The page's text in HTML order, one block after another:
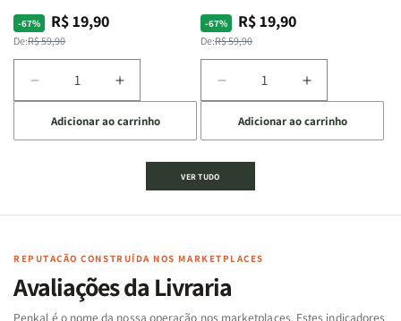
-67%
Preço
normal
De:R$ 59,90
Preço
promocional
R$ 19,90
Diminuir
a
quantidade
de
Cartas
Famílias
Bíblia
-
Aumentar
a
quantidade
de
Jogo
Cartas
Famílias
da
Bíblia
-
Adicionar ao carrinho
-67%
Preço
normal
De:R$ 59,90
Preço
promocional
R$ 19,90
Diminuir
a
quantidade
de
Jogo
|
de
Aumentar
a
quantidade
de
|
Adicionar ao carrinho
VER TUDO
REPUTAÇÃO CONSTRUÍDA NOS MARKETPLACES
Avaliações da Livraria
Penkal é o nome da nossa operação nos marketplaces. Estes indicadores